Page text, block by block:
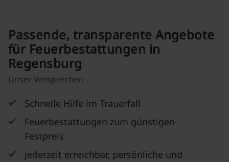
Passende, transparente Angebote
für Feuerbestattungen in
Regensburg
Unser Versprechen
Schnelle Hilfe im Trauerfall
Feuerbestattungen zum günstigen
Festpreis
Jederzeit erreichbar, persönliche und